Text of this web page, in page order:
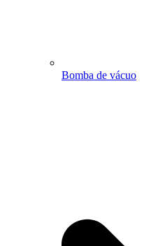
Bomba de vácuo